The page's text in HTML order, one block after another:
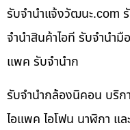
รับจํานําแจ้งวัฒนะ.com
จำนำสินค้าไอที รับจำนำ
แพค รับจำนำก
รับจำนำกล้องนิคอน บริก
ไอแพค ไอโฟน นาฬิกา แ